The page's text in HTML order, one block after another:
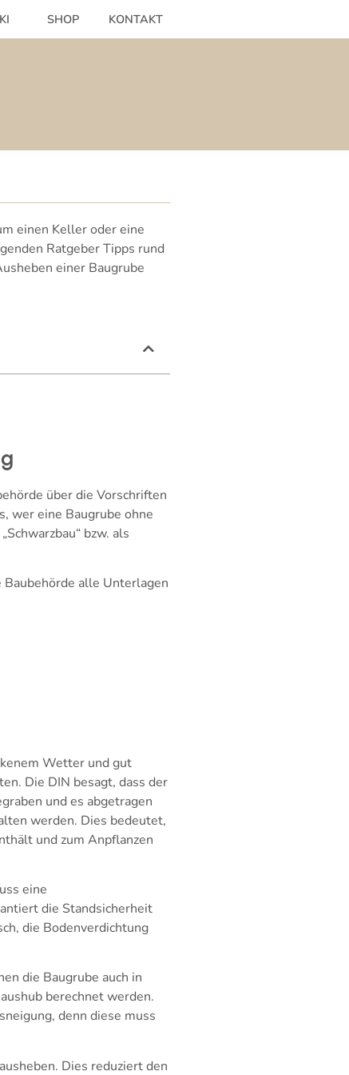
SHOP KONTAKT
einen Keller oder eine
Ratgeber Tipps rund
einer Baugrube
über die Vorschriften
wer eine Baugrube ohne
bzw. als
alle Unterlagen
Wetter und gut
Die DIN besagt, dass der
und es abgetragen
werden. Dies bedeutet,
und zum Anpflanzen
eine
die Standsicherheit
die Bodenverdichtung
die Baugrube auch in
berechnet werden.
denn diese muss
Dies reduziert den